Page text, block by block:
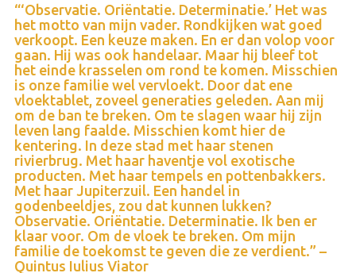
“‘Observatie. Oriëntatie. Determinatie.’ Het was
het motto van mijn vader. Rondkijken wat goed
verkoopt. Een keuze maken. En er dan volop voor
gaan. Hij was ook handelaar. Maar hij bleef tot
het einde krasselen om rond te komen. Misschien
is onze familie wel vervloekt. Door dat ene
vloektablet, zoveel generaties geleden. Aan mij
om de ban te breken. Om te slagen waar hij zijn
leven lang faalde. Misschien komt hier de
kentering. In deze stad met haar stenen
rivierbrug. Met haar haventje vol exotische
producten. Met haar tempels en pottenbakkers.
Met haar Jupiterzuil. Een handel in
godenbeeldjes, zou dat kunnen lukken?
Observatie. Oriëntatie. Determinatie. Ik ben er
klaar voor. Om de vloek te breken. Om mijn
familie de toekomst te geven die ze verdient.” –
Quintus Iulius Viator